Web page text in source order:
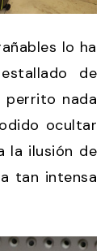
lo ha
de
perrito nada
ocultar
la ilusión de
tan intensa